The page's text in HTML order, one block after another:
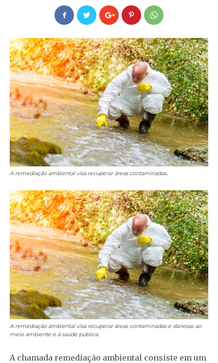
A remediação ambiental visa recuperar áreas contaminadas.
A remediação ambiental visa recuperar áreas contaminadas e danosas ao
meio ambiente e à saúde pública.
A chamada remediação ambiental consiste em um